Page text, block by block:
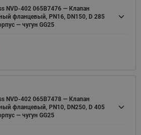
NVD-402 065B7476 — Клапан
фланцевый, PN16, DN150, D 285
— чугун GG25
NVD-402 065B7478 — Клапан
фланцевый, PN10, DN250, D 405
— чугун GG25